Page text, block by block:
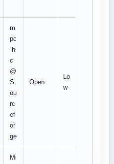
m
pc
-h
c
@
S
ou
rc
ef
or
ge
Open
Lo
w
Mi